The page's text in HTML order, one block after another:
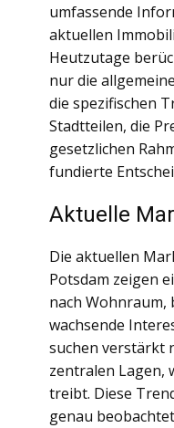
umfassende
aktuellen
Heutzutage
nur die
die spezifischen
Stadtteilen, die
gesetzlichen
fundierte
Aktuelle
Die aktuellen
Potsdam zeigen
nach Wohnraum,
wachsende
suchen verstärkt
zentralen Lagen,
treibt. Diese
genau